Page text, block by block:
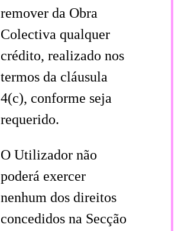
remover da Obra
Colectiva qualquer
crédito, realizado nos
termos da cláusula
4(c), conforme seja
requerido.
O Utilizador não
poderá exercer
nenhum dos direitos
concedidos na Secção